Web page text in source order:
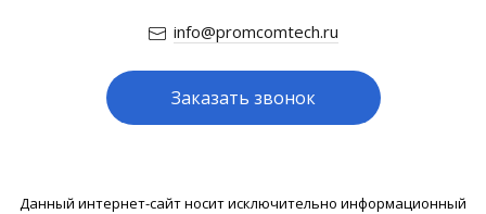
info@promcomtech.ru
Заказать звонок
Данный интернет-сайт носит исключительно информационный